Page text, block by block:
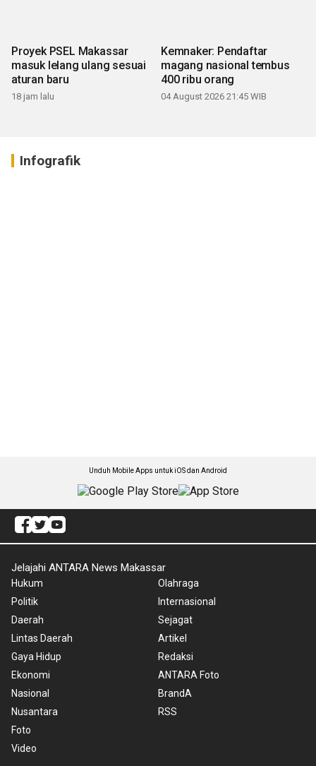
Proyek PSEL Makassar
masuk lelang ulang sesuai
aturan baru
18 jam lalu
Kemnaker: Pendaftar
magang nasional tembus
400 ribu orang
04 August 2026 21:45 WIB
Infografik
Unduh Mobile Apps untuk iOS dan Android
Jelajahi ANTARA News Makassar
Hukum
Politik
Daerah
Lintas Daerah
Gaya Hidup
Ekonomi
Nasional
Nusantara
Foto
Video
Olahraga
Internasional
Sejagat
Artikel
Redaksi
ANTARA Foto
BrandA
RSS